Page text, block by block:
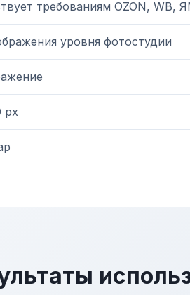
требованиям OZON, WB,
уровня фотостудии
px